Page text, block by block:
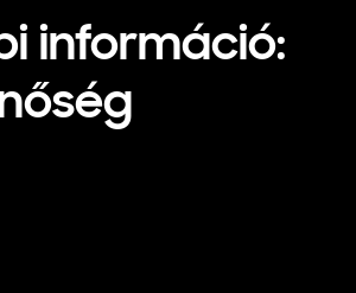
információ: